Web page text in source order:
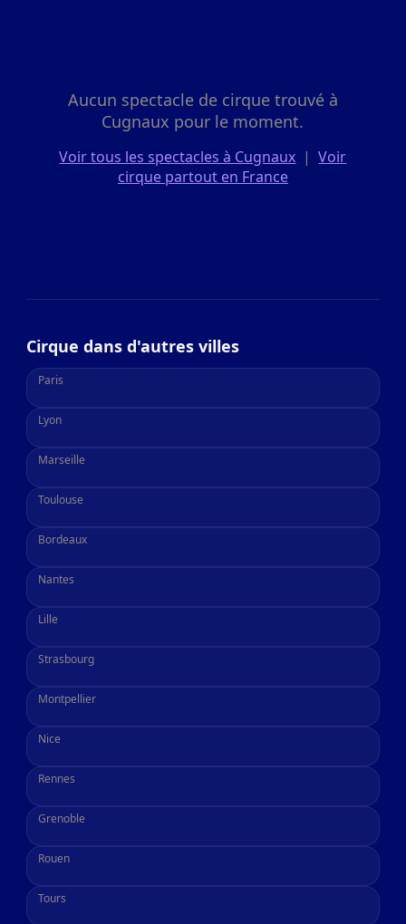
Aucun spectacle de cirque trouvé à
Cugnaux pour le moment.
Voir tous les spectacles à Cugnaux |Voir
cirque partout en France
Cirque dans d'autres villes
Paris
Lyon
Marseille
Toulouse
Bordeaux
Nantes
Lille
Strasbourg
Montpellier
Nice
Rennes
Grenoble
Rouen
Tours